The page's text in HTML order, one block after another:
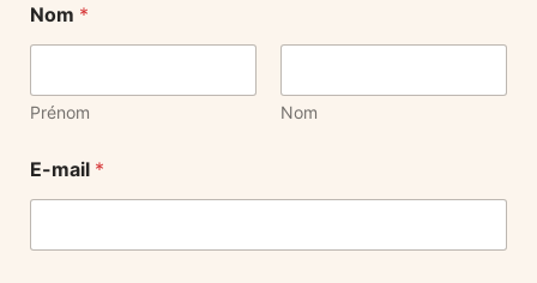
Nom *
Prénom Nom
E-mail *